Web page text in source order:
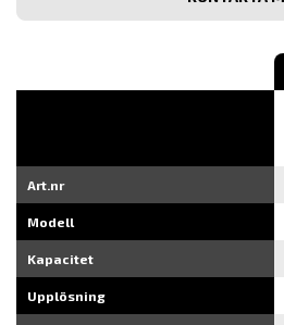
post
Art.nr
Modell
Kapacitet
Upplösning